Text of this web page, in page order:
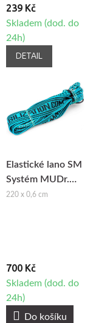
239 Kč
Skladem (dod. do
24h)
DETAIL
Elastické lano SM
Systém MUDr.
Smíšek
220 x 0,6 cm
700 Kč
Skladem (dod. do
24h)
Do košíku